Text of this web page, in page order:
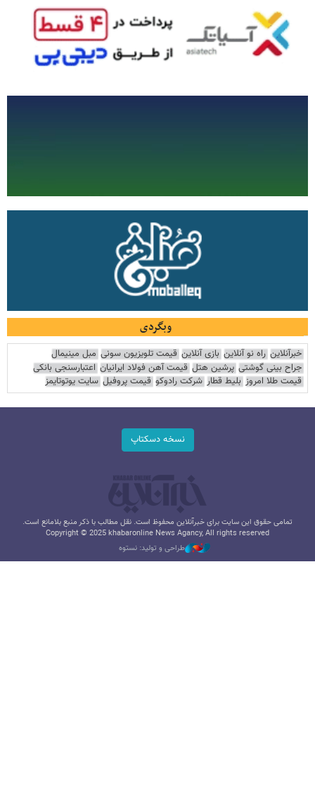
وبگردی
خبرآنلاین راه نو آنلاین بازی آنلاین قیمت تلویزیون سونی مبل مینیمال
جراح بینی گوشتی پرشین هتل قیمت آهن فولاد ایرانیان اعتبارسنجی بانکی
قیمت طلا امروز بلیط قطار شرکت رادوکو قیمت پروفیل سایت یوتوتایمز
نسخه دسکتاپ
تمامی حقوق این سایت برای خبرآنلاین محفوظ است. نقل مطالب با ذکر منبع بلامانع است.
Copyright © 2025 khabaronline News Agancy, All rights reserved
طراحی و تولید: نستوه